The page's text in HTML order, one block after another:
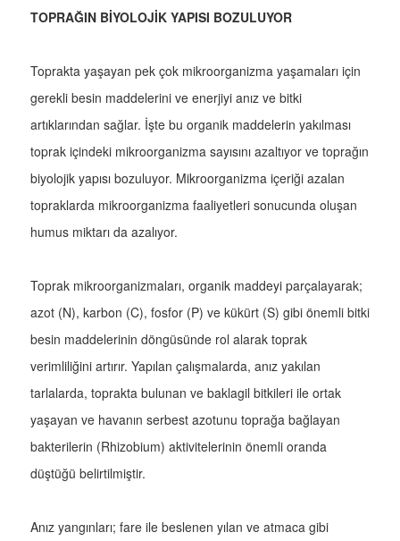
TOPRAĞIN BİYOLOJİK YAPISI BOZULUYOR
Toprakta yaşayan pek çok mikroorganizma yaşamaları için
gerekli besin maddelerini ve enerjiyi anız ve bitki
artıklarından sağlar. İşte bu organik maddelerin yakılması
toprak içindeki mikroorganizma sayısını azaltıyor ve toprağın
biyolojik yapısı bozuluyor. Mikroorganizma içeriği azalan
topraklarda mikroorganizma faaliyetleri sonucunda oluşan
humus miktarı da azalıyor.
Toprak mikroorganizmaları, organik maddeyi parçalayarak;
azot (N), karbon (C), fosfor (P) ve kükürt (S) gibi önemli bitki
besin maddelerinin döngüsünde rol alarak toprak
verimliliğini artırır. Yapılan çalışmalarda, anız yakılan
tarlalarda, toprakta bulunan ve baklagil bitkileri ile ortak
yaşayan ve havanın serbest azotunu toprağa bağlayan
bakterilerin (Rhizobium) aktivitelerinin önemli oranda
düştüğü belirtilmiştir.
Anız yangınları; fare ile beslenen yılan ve atmaca gibi